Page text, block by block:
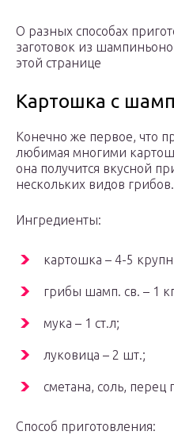
О разных способах
заготовок из
этой странице
Картошка с
Конечно же первое, что
любимая многими
она получится вкусной
нескольких видов грибов.
Ингредиенты:
картошка – 4-5
грибы шамп. св. – 1
мука – 1 ст.л;
луковица – 2 шт.;
сметана, соль, перец
Способ приготовления: